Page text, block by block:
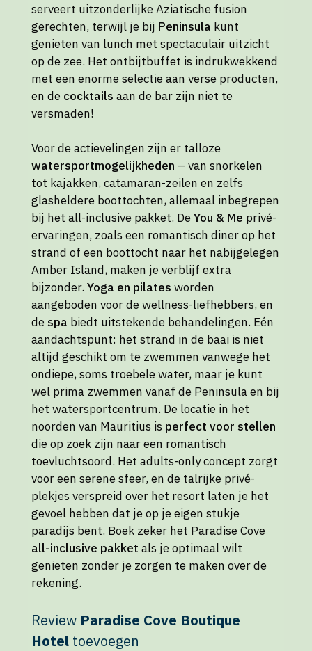
serveert uitzonderlijke Aziatische fusion
gerechten, terwijl je bij Peninsula kunt
genieten van lunch met spectaculair uitzicht
op de zee. Het ontbijtbuffet is indrukwekkend
met een enorme selectie aan verse producten,
en de cocktails aan de bar zijn niet te
versmaden!
Voor de actievelingen zijn er talloze
watersportmogelijkheden – van snorkelen
tot kajakken, catamaran-zeilen en zelfs
glasheldere boottochten, allemaal inbegrepen
bij het all-inclusive pakket. DeYou & Me privé-
ervaringen, zoals een romantisch diner op het
strand of een boottocht naar het nabijgelegen
Amber Island, maken je verblijf extra
bijzonder. Yoga en pilates worden
aangeboden voor de wellness-liefhebbers, en
de spa biedt uitstekende behandelingen. Eén
aandachtspunt: het strand in de baai is niet
altijd geschikt om te zwemmen vanwege het
ondiepe, soms troebele water, maar je kunt
wel prima zwemmen vanaf de Peninsula en bij
het watersportcentrum. De locatie in het
noorden van Mauritius is perfect voor stellen
die op zoek zijn naar een romantisch
toevluchtsoord. Het adults-only concept zorgt
voor een serene sfeer, en de talrijke privé-
plekjes verspreid over het resort laten je het
gevoel hebben dat je op je eigen stukje
paradijs bent. Boek zeker het Paradise Cove
all-inclusive pakket als je optimaal wilt
genieten zonder je zorgen te maken over de
rekening.
Review Paradise Cove Boutique
Hotel toevoegen